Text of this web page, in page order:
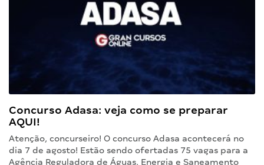
Concurso Adasa: veja como se preparar
AQUI!
Atenção, concurseiro! O concurso Adasa acontecerá no
dia 7 de agosto! Estão sendo ofertadas 75 vagas para a
Agência Reguladora de Águas, Energia e Saneamento